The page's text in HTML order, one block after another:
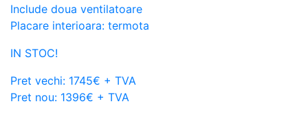
Include doua ventilatoare
Placare interioara: termota
IN STOC!
Pret vechi: 1745€ + TVA
Pret nou: 1396€ + TVA